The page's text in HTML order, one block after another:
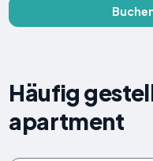
Häufig
apartment